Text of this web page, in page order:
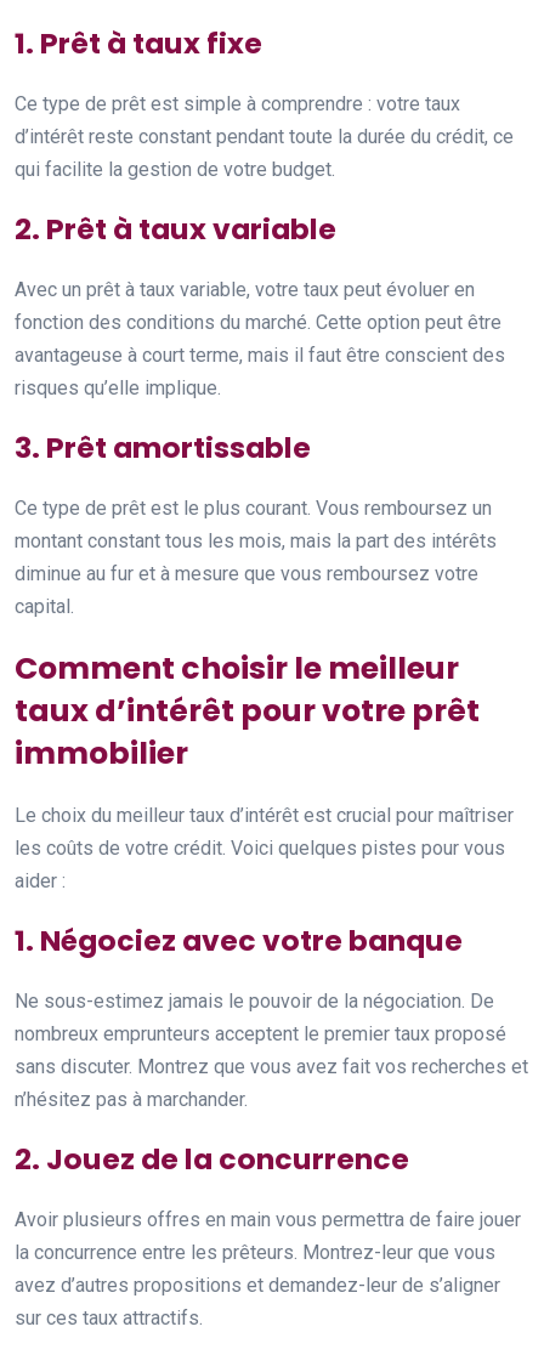
1. Prêt à taux fixe
Ce type de prêt est simple à comprendre : votre taux
d’intérêt reste constant pendant toute la durée du crédit, ce
qui facilite la gestion de votre budget.
2. Prêt à taux variable
Avec un prêt à taux variable, votre taux peut évoluer en
fonction des conditions du marché. Cette option peut être
avantageuse à court terme, mais il faut être conscient des
risques qu’elle implique.
3. Prêt amortissable
Ce type de prêt est le plus courant. Vous remboursez un
montant constant tous les mois, mais la part des intérêts
diminue au fur et à mesure que vous remboursez votre
capital.
Comment choisir le meilleur
taux d’intérêt pour votre prêt
immobilier
Le choix du meilleur taux d’intérêt est crucial pour maîtriser
les coûts de votre crédit. Voici quelques pistes pour vous
aider :
1. Négociez avec votre banque
Ne sous-estimez jamais le pouvoir de la négociation. De
nombreux emprunteurs acceptent le premier taux proposé
sans discuter. Montrez que vous avez fait vos recherches et
n’hésitez pas à marchander.
2. Jouez de la concurrence
Avoir plusieurs offres en main vous permettra de faire jouer
la concurrence entre les prêteurs. Montrez-leur que vous
avez d’autres propositions et demandez-leur de s’aligner
sur ces taux attractifs.